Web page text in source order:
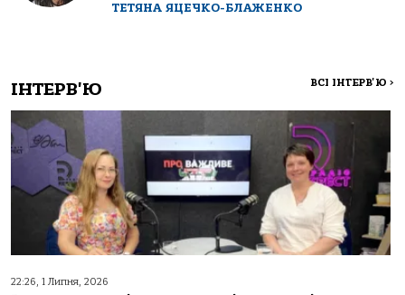
ТЕТЯНА ЯЦЕЧКО-БЛАЖЕНКО
ІНТЕРВ'Ю ВСІ ІНТЕРВ'Ю >
22:26, 1 Липня, 2026